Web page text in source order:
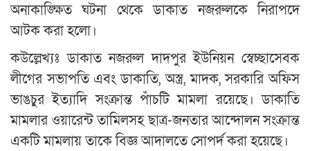
অনাকাঙ্ক্ষিত ঘটনা থেকে ডাকাত নজরুলকে নিরাপদে
আটক করা হলো।
কউল্লেখ্যঃ ডাকাত নজরুল দাদপুর ইউনিয়ন স্বেচ্ছাসেবক
লীগের সভাপতি এবং ডাকাতি, অস্ত্র, মাদক, সরকারি অফিস
ভাঙচুর ইত্যাদি সংক্রান্ত পাঁচটি মামলা রয়েছে। ডাকাতি
মামলার ওয়ারেন্ট তামিলসহ ছাত্র-জনতার আন্দোলন সংক্রান্ত
একটি মামলায় তাকে বিজ্ঞ আদালতে সোপর্দ করা হয়েছে।